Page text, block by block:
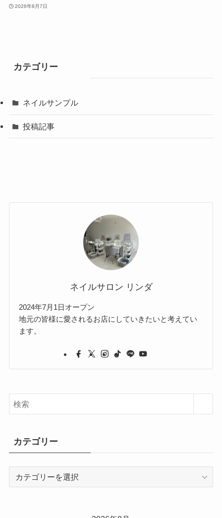
2026年8月7日
カテゴリー
ネイルサンプル
投稿記事
ネイルサロン リンダ
2024年7月1日オープン
地元の皆様に愛されるお店にしていきたいと考えてい
ます。
カテゴリー